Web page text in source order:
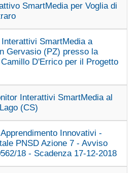
SmartMedia per Voglia di
Interattivi SmartMedia a
Gervasio (PZ) presso la
D'Errico per il Progetto
Interattivi SmartMedia al
(CS)
Innovativi -
PNSD Azione 7 - Avviso
18 - Scadenza 17-12-2018